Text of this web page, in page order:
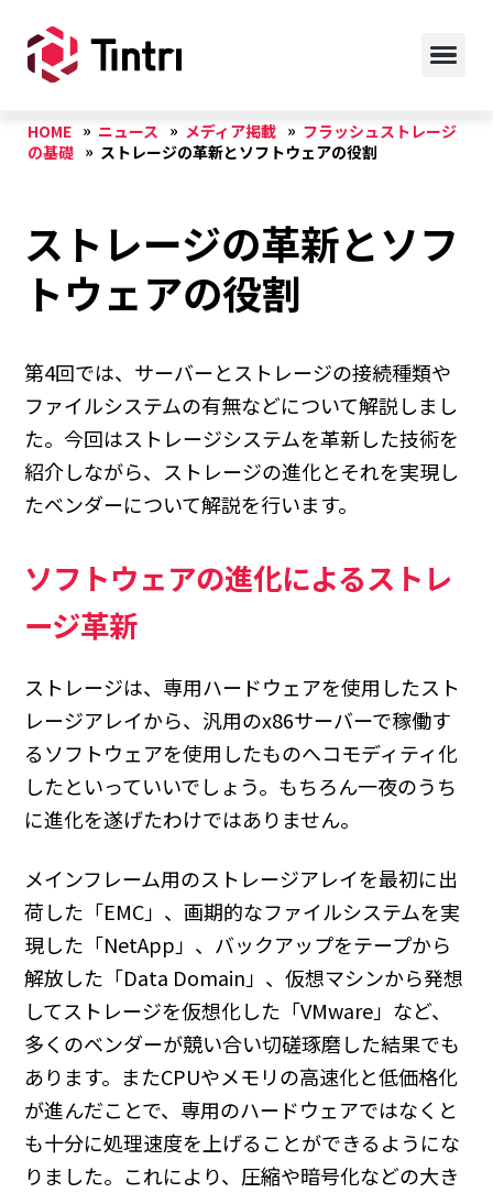
HOME ニュース メディア掲載
フラッシュストレージ
の基礎
ストレージの革新とソフトウェアの役割
ストレージの革新とソフ
トウェアの役割
第4回では、サーバーとストレージの接続種類や
ファイルシステムの有無などについて解説しまし
た。今回はストレージシステムを革新した技術を
紹介しながら、ストレージの進化とそれを実現し
たベンダーについて解説を行います。
ソフトウェアの進化によるストレ
ージ革新
ストレージは、専用ハードウェアを使用したスト
レージアレイから、汎用のx86サーバーで稼働す
るソフトウェアを使用したものへコモディティ化
したといっていいでしょう。もちろん一夜のうち
に進化を遂げたわけではありません。
メインフレーム用のストレージアレイを最初に出
荷した「EMC」、画期的なファイルシステムを実
現した「NetApp」、バックアップをテープから
解放した「Data Domain」、仮想マシンから発想
してストレージを仮想化した「VMware」など、
多くのベンダーが競い合い切磋琢磨した結果でも
あります。またCPUやメモリの高速化と低価格化
が進んだことで、専用のハードウェアではなくと
も十分に処理速度を上げることができるようにな
りました。これにより、圧縮や暗号化などの大き